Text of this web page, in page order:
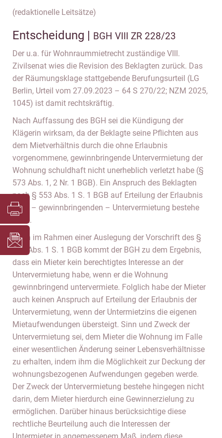
(redaktionelle Leitsätze)
Entscheidung | BGH VIII ZR 228/23
Der u.a. für Wohnraummietrecht zuständige VIII.
Zivilsenat wies die Revision des Beklagten zurück. Das
der Räumungsklage stattgebende Berufungsurteil (LG
Berlin, Urteil vom 27.09.2023 – 64 S 270/22; NZM 2025,
1045) ist damit rechtskräftig.
Nach Auffassung des BGH sei die Kündigung der
Klägerin wirksam, da der Beklagte seine Pflichten aus
dem Mietverhältnis durch die ohne Erlaubnis
vorgenommene, gewinnbringende Untervermietung der
Wohnung schuldhaft nicht unerheblich verletzt habe (§
573 Abs. 1, 2 Nr. 1 BGB). Ein Anspruch des Beklagten
nach § 553 Abs. 1 S. 1 BGB auf Erteilung der Erlaubnis
einer – gewinnbringenden – Untervermietung bestehe
nicht.
Denn im Rahmen einer Auslegung der Vorschrift des §
553 Abs. 1 S. 1 BGB kommt der BGH zu dem Ergebnis,
dass ein Mieter kein berechtigtes Interesse an der
Untervermietung habe, wenn er die Wohnung
gewinnbringend untervermiete. Folglich habe der Mieter
auch keinen Anspruch auf Erteilung der Erlaubnis der
Untervermietung, wenn der Untermietzins die eigenen
Mietaufwendungen übersteigt. Sinn und Zweck der
Untervermietung sei, dem Mieter die Wohnung im Falle
einer wesentlichen Änderung seiner Lebensverhältnisse
zu erhalten, indem ihm die Möglichkeit zur Deckung der
wohnungsbezogenen Aufwendungen gegeben werde.
Der Zweck der Untervermietung bestehe hingegen nicht
darin, dem Mieter hierdurch eine Gewinnerzielung zu
ermöglichen. Darüber hinaus berücksichtige diese
rechtliche Beurteilung auch die Interessen der